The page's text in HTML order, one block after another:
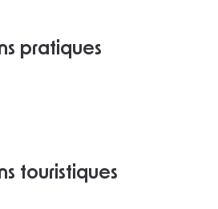
pratiques
touristiques